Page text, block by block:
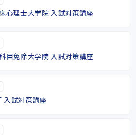
心理士大学院 入試対策講座
目免除大学院 入試対策講座
入試対策講座